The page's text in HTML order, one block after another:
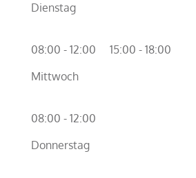
Dienstag
08:00 - 12:00
15:00 - 18:00
Mittwoch
08:00 - 12:00
Donnerstag